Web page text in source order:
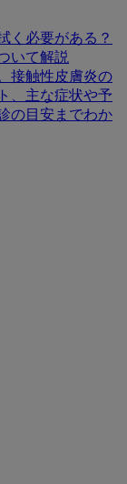
く必要がある？
いて解説
接触性皮膚炎の
、主な症状や予
の目安までわか